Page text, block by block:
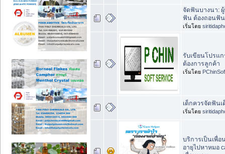
จัดฟันบางนา:
ฟัน ต้องถอนฟั
เริ่มโดย
รับเขียนโปรแ
ต้องการลูกค้า
เริ่มโดย
เด็กควรจัดฟันเ
เริ่มโดย
บริการเป็นเพื่อ
อายุไปหาหมอ